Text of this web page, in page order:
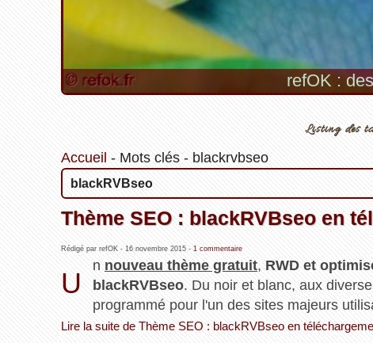
refOK :
Listing des
Accueil - Mots clés- blackrvbseo
blackRVBseo
Thème SEO : blackRVBseo en
Rédigé par refOK - 16 novembre 2015- 1 commentaire
U
n nouveau thème gratuit, RWD et
blackRVBseo. Du noir et blanc, aux
programmé pour l'un des sites majeurs
Lire la suite de Thème SEO : blackRVBseo en